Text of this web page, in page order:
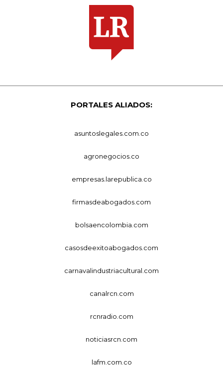
PORTALES ALIADOS:
asuntoslegales.com.co
agronegocios.co
empresas.larepublica.co
firmasdeabogados.com
bolsaencolombia.com
casosdeexitoabogados.com
carnavalindustriacultural.com
canalrcn.com
rcnradio.com
noticiasrcn.com
lafm.com.co